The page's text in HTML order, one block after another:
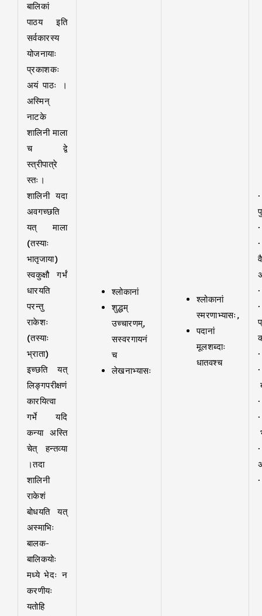
बालिकां
पाठय इति
सर्वकारस्य
योजनायाः
प्रकाशकः
अयं पाठः ।
अस्मिन्
नाटके
शालिनी माला
च द्वे
स्त्रीपात्रे
स्तः।
शालिनी यदा
अवगच्छति
यत् माला
(तस्याः
भातृजाया)
स्वकुक्षौ गर्भं
धारयति
परन्तु
राकेशः
(तस्याः
भ्राता)
इच्छति यत्
लिङ्गपरीक्षणं
कारयित्वा
गर्भे यदि
कन्या अस्ति
चेत् हन्तव्या
।तदा
शालिनी
राकेशं
बोधयति यत्
अस्माभिः
बालक-
बालिकयोः
मध्ये भेदः न
करणीयः
यतोहि
श्लोकानां
शुद्धम्
उच्चारणम्,
सस्वरगायनं
च
लेखनाभ्यासः
श्लोकानां
स्मरणाभ्यासः,
पदानां
मूलशब्दाः
धातवश्च